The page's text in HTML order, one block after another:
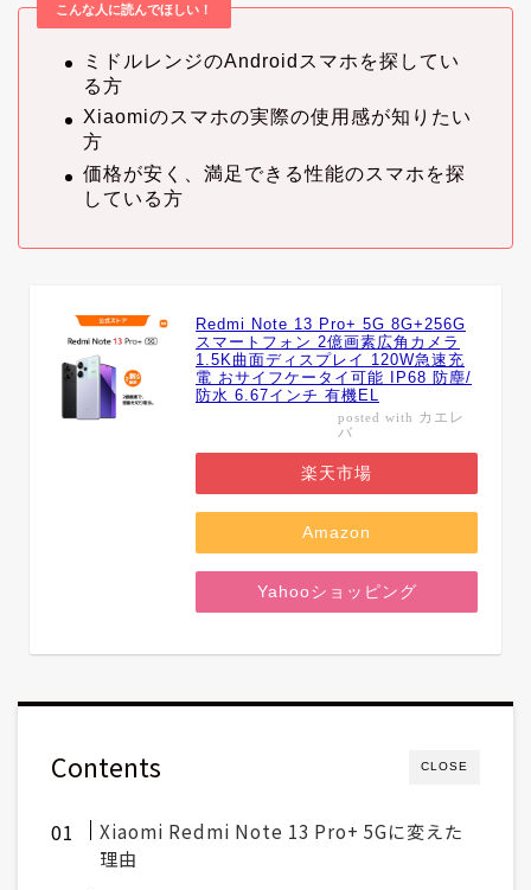
こんな人に読んでほしい！
ミドルレンジのAndroidスマホを探してい
る方
Xiaomiのスマホの実際の使用感が知りたい
方
価格が安く、満足できる性能のスマホを探
している方
Redmi Note 13 Pro+ 5G 8G+256G
スマートフォン 2億画素広角カメラ
1.5K曲面ディスプレイ 120W急速充
電 おサイフケータイ可能 IP68 防塵/
防水 6.67インチ 有機EL
posted with カエレ
バ
楽天市場
Amazon
Yahooショッピング
CLOSE
Contents
Xiaomi Redmi Note 13 Pro+ 5Gに変えた
理由